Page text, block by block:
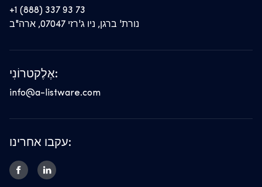
+1 (888) 337 93 73
נורת' ברגן, ניו ג'רזי 07047, ארה"ב
אֶלֶקטרוֹנִי:
info@a-listware.com
עקבו אחרינו: